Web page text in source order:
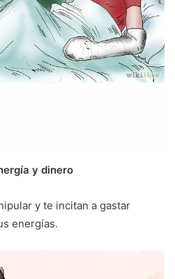
y dinero
y te incitan a gastar
energías.